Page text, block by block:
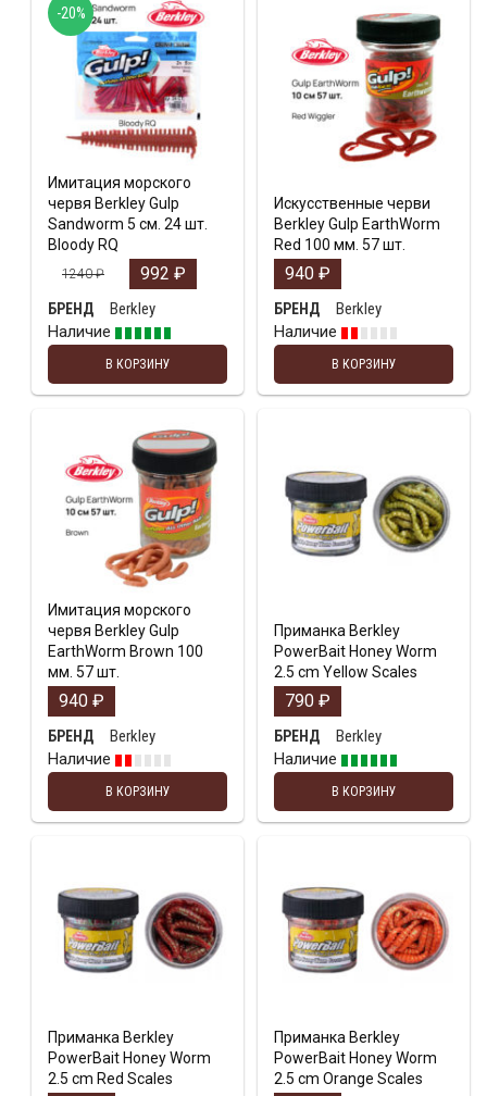
Имитация морского
червя Berkley Gulp
Sandworm 5 см. 24 шт.
Bloody RQ
1240₽ 992 ₽
БРЕНД
Berkley
Наличие
В КОРЗИНУ
-20%
Искусственные черви
Berkley Gulp EarthWorm
Red 100 мм. 57 шт.
940 ₽
БРЕНД
Berkley
Наличие
В КОРЗИНУ
Имитация морского
червя Berkley Gulp
EarthWorm Brown 100
мм. 57 шт.
940 ₽
БРЕНД
Berkley
Наличие
В КОРЗИНУ
Приманка Berkley
PowerBait Honey Worm
2.5 cm Yellow Scales
790 ₽
БРЕНД
Berkley
Наличие
В КОРЗИНУ
Приманка Berkley
PowerBait Honey Worm
2.5 cm Red Scales
Приманка Berkley
PowerBait Honey Worm
2.5 cm Orange Scales